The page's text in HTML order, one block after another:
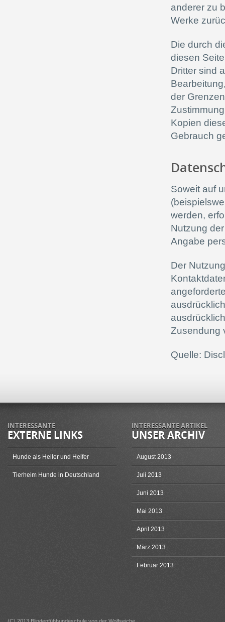
anderer zu
Werke
Die durch
diesen
Dritter sind
der
Kopien
Gebrauch
Soweit auf
werden,
Nutzung
Angabe
Der
Zusendung
Quelle:
INTERESSANTE
EXTERNE LINKS
Hunde als Heiler und Helfer
Tierheim Hunde in Deutschland
INTERESSANTE ARTIKEL
UNSER ARCHIV
August 2013
Juli 2013
Juni 2013
Mai 2013
April 2013
März 2013
Februar 2013